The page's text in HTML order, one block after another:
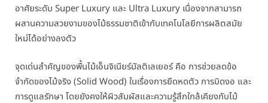
อาศัยระดับ Super Luxury และ Ultra Luxury เนื่องจากสามารถ
ผสานความสวยงามของไม้ธรรมชาติเข้ากับเทคโนโลยีการผลิตสมัย
ใหม่ได้อย่างลงตัว
จุดเด่นสำคัญของพื้นไม้เอ็นจิเนียร์มัลติเลเยอร์คือ การช่วยลดข้อ
จำกัดของไม้จริง (Solid Wood) ในเรื่องการยืดหดตัว การบิดงอ และ
การดูแลรักษา โดยยังคงให้ผิวสัมผัสและความรู้สึกใกล้เคียงกับไม้